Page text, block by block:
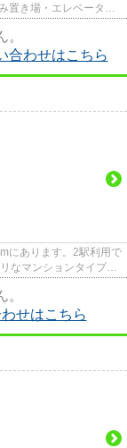
置き場・エレベータな
合わせはこちら
にあります。2駅利用で
なマンションタイプの
せはこちら